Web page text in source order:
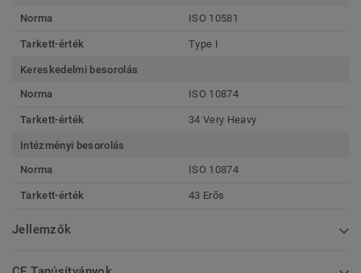
Norma ISO 10581
Tarkett-érték Type I
Kereskedelmi besorolás
Norma
ISO 10874
Tarkett-érték 34 Very Heavy
Intézményi besorolás
Norma
ISO 10874
Tarkett-érték 43 Erős
Jellemzők